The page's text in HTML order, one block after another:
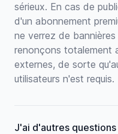
sérieux. En cas de
d'un abonnement
ne verrez de
renonçons totalement
externes, de sorte
utilisateurs n'est requis.
J'ai d'autres questions